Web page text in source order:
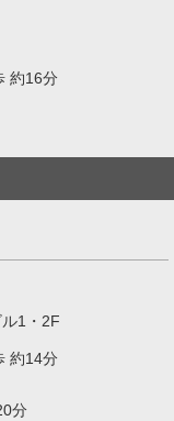
約16分
1・2F
約14分
分